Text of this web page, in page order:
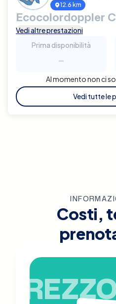
12.6 km
Ecocolordoppler
Vedi altre prestazioni
Prima disponibilità
-
Al momento non ci
Vedi tutte le
Costi,